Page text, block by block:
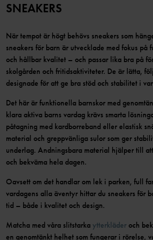
SNEAKERS
När tempot är högt behövs sneakers som
sneakers för barn är utvecklade med fokus på
och hållbar kvalitet – och passar lika bra på
skolgården och fritidsaktiviteter. De är lätta,
designade för att ge bra stöd och stabilitet i
Det här är funktionella barnskor med
klara aktiva barns vardag krävs smarta
påtagning med kardborreband eller elastisk
material och greppvänliga sulor som ger
underlag. Andningsbara material hjälper till
och bekväma hela dagen.
Oavsett om det handlar om lek i parken, full
vardagens alla äventyr hittar du sneakers för
tid – både i kvalitet och design.
Matcha med våra slitstarkaytterkläder och
en genomtänkt helhet som fungerar i rörelse,